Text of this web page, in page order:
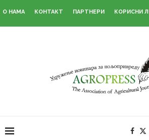
О НАМА КОНТАКТ ПАРТНЕРИ КОРИСНИ